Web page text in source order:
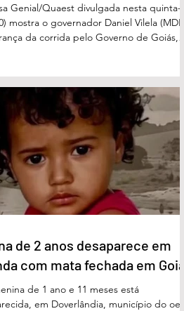
Genial/Quaest divulgada nesta quinta-
mostra o governador Daniel Vilela (MDB)
da corrida pelo Governo de Goiás,
Vilela aparece com 37% das
seguido pelo ex-governador Marconi
com 21%. Em seguida estão Wilder
com 11%, Luis Cesar Bueno (PT), com
de 2 anos desaparece em
com mata fechada em Goiás
de 1 ano e 11 meses está
em Doverlândia, município do